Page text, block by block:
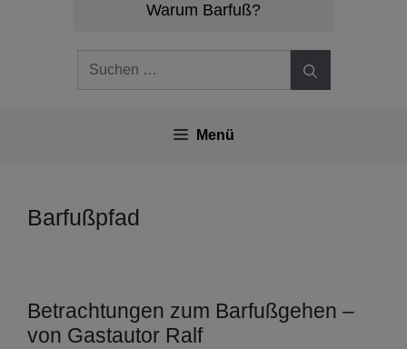
Warum Barfuß?
Suchen
Menü
Barfußpfad
Betrachtungen zum Barfußgehen –
von Gastautor Ralf